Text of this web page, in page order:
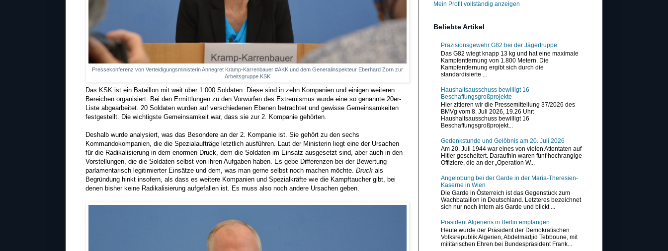
Pressekonferenz von Verteidigungsministerin Annegret Kramp-Karrenbauer #AKK und dem Generalinspekteur Eberhard Zorn zur
Arbeitsgruppe KSK
Das KSK ist ein Bataillon mit weit über 1.000 Soldaten. Diese sind in zehn Kompanien und einigen weiteren
Bereichen organisiert. Bei den Ermittlungen zu den Vorwürfen des Extremismus wurde eine so genannte 20er-
Liste abgearbeitet. 20 Soldaten wurden auf verschiedenen Ebenen betrachtet und gewisse Gemeinsamkeiten
festgestellt. Die wichtigste Gemeinsamkeit war, dass sie zur 2. Kompanie gehörten.
Deshalb wurde analysiert, was das Besondere an der 2. Kompanie ist. Sie gehört zu den sechs
Kommandokompanien, die die Spezialaufträge letztlich ausführen. Laut der Ministerin liegt eine der Ursachen
für die Radikalisierung in dem enormen Druck, dem die Soldaten im Einsatz ausgesetzt sind, aber auch in den
Vorstellungen, die die Soldaten selbst von ihren Aufgaben haben. Es gebe Differenzen bei der Bewertung
parlamentarisch legitimierter Einsätze und dem, was man gerne selbst noch machen möchte. Druck als
Begründung hinkt insofern, als dass es weitere Kompanien und Spezialkräfte wie die Kampftaucher gibt, bei
denen bisher keine Radikalisierung aufgefallen ist. Es muss also noch andere Ursachen geben.
Mein Profil vollständig anzeigen
Beliebte Artikel
Präzisionsgewehr G82 bei der Jägertruppe
Das G82 wiegt knapp 13 kg und hat eine maximale
Kampfentfernung von 1.800 Metern. Die
Kampfentfernung ergibt sich durch die
standardisierte ...
Haushaltsausschuss bewilligt 16
Beschaffungsgroßprojekte
Hier zitieren wir die Pressemitteilung 37/2026 des
BMVg vom 8. Juli 2026, 19.26 Uhr:
Haushaltsausschuss bewilligt 16
Beschaffungsgroßprojekt...
Gedenkstunde und Gelöbnis am 20. Juli 2026
Am 20. Juli 1944 war eines von vielen Attentaten auf
Hitler gescheitert. Daraufhin waren fünf hochrangige
Offiziere, die an der „Operation W...
Angelobung bei der Garde in der Maria-Theresien-
Kaserne in Wien
Die Garde in Österreich ist das Gegenstück zum
Wachbataillon in Deutschland. Letzteres bezeichnet
sich nur noch intern als Garde und blickt ...
Präsident Algeriens in Berlin empfangen
Heute wurde der Präsident der Demokratischen
Volksrepublik Algerien, Abdelmadjid Tebboune, mit
militärischen Ehren bei Bundespräsident Frank...